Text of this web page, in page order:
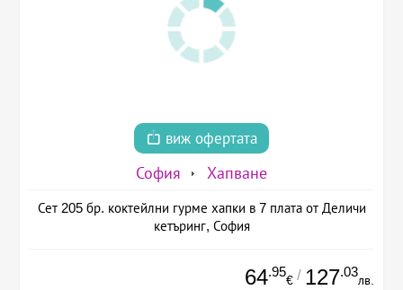
виж офертата
София Хапване
Сет 205 бр. коктейлни гурме хапки в 7 плата от Деличи
кетъринг, София
64.95
€ / 127.03
лв.